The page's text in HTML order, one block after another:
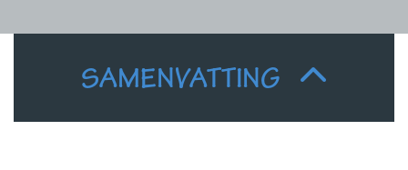
SAMENVATTING